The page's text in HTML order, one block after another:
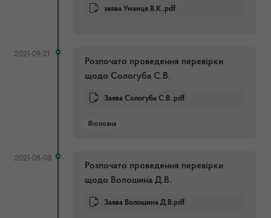
заява Уманця В.К..pdf
2021-09-21
Розпочато проведення перевірки
щодо Сологуба С.В.
Заява Сологуба С.В..pdf
#головна
2021-08-03
Розпочато проведення перевірки
щодо Волошина Д.В.
Заява Волошина Д.В.pdf